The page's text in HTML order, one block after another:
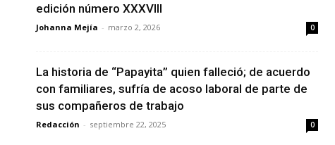
edición número XXXVIII
Johanna Mejía - marzo 2, 2026 0
La historia de “Papayita” quien falleció; de acuerdo
con familiares, sufría de acoso laboral de parte de
sus compañeros de trabajo
Redacción - septiembre 22, 2025 0